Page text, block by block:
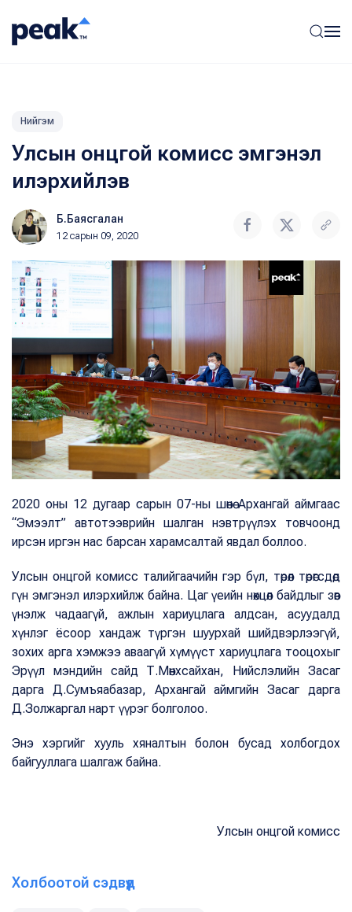
Нийгэм
Улсын онцгой комисс эмгэнэл
илэрхийлэв
Б.Баясгалан
12 сарын 09, 2020
2020 оны 12 дугаар сарын 07-ны шөнө Архангай аймгаас
“Эмээлт” автотээврийн шалган нэвтрүүлэх товчоонд
ирсэн иргэн нас барсан харамсалтай явдал боллоо.
Улсын онцгой комисс талийгаачийн гэр бүл, төрөл төрөгсдөд
гүн эмгэнэл илэрхийлж байна. Цаг үеийн нөхцөл байдлыг зөв
үнэлж чадаагүй, ажлын хариуцлага алдсан, асуудалд
хүнлэг ёсоор хандаж түргэн шуурхай шийдвэрлээгүй,
зохих арга хэмжээ аваагүй хүмүүст хариуцлага тооцохыг
Эрүүл мэндийн сайд Т.Мөнхсайхан, Нийслэлийн Засаг
дарга Д.Сумъяабазар, Архангай аймгийн Засаг дарга
Д.Золжаргал нарт үүрэг болголоо.
Энэ хэргийг хууль хяналтын болон бусад холбогдох
байгууллага шалгаж байна.
Улсын онцгой комисс
Холбоотой сэдвүүд